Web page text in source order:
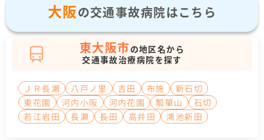
大阪の交通事故病院はこちら
東大阪市の地区名から
交通事故治療病院を探す
ＪＲ長瀬 八戸ノ里 吉田 布施
新石切
東花園
河内小阪 河内花園 瓢箪山
石切
若江岩田
長瀬 長田 高井田 鴻池新田